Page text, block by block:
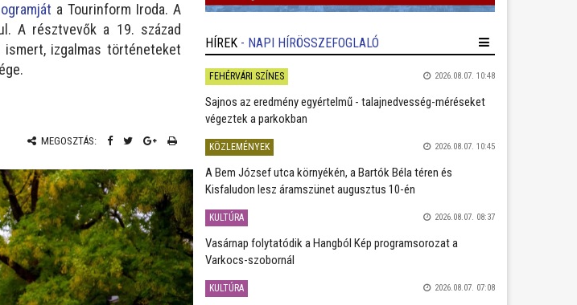
a Tourinform Iroda. A
A résztvevők a 19. század
ismert, izgalmas történeteket
MEGOSZTÁS:
HÍREK - NAPI HÍRÖSSZEFOGLALÓ
FEHÉRVÁRI SZÍNES 2026.08.07. 10:48
Sajnos az eredmény egyértelmű - talajnedvesség-méréseket
végeztek a parkokban
KÖZLEMÉNYEK 2026.08.07. 10:45
A Bem József utca környékén, a Bartók Béla téren és
Kisfaludon lesz áramszünet augusztus 10-én
KULTÚRA 2026.08.07. 08:37
Vasárnap folytatódik a Hangból Kép programsorozat a
Varkocs-szobornál
KULTÚRA 2026.08.07. 07:08